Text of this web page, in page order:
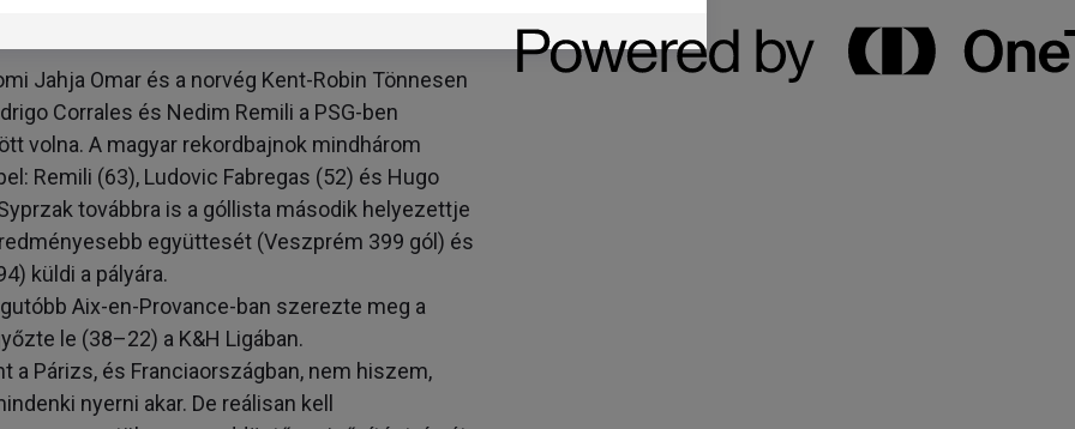
még várnak első BL-trófeájukra, noha többször
Jahja Omar és a norvég Kent-Robin Tönnesen
Corrales és Nedim Remili a PSG-ben
volna. A magyar rekordbajnok mindhárom
Remili (63), Ludovic Fabregas (52) és Hugo
továbbra is a góllista második helyezettje
együttesét (Veszprém 399 gól) és
küldi a pályára.
Aix-en-Provance-ban szerezte meg a
le (38–22) a K&H Ligában.
a Párizs, és Franciaországban, nem hiszem,
nyerni akar. De reálisan kell